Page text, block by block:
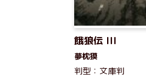
餓狼伝 III
夢枕獏
判型：文庫判